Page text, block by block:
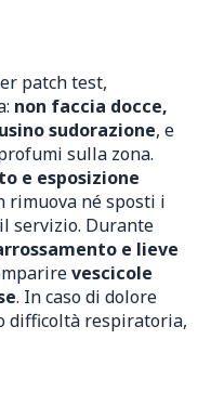
patch test,
non faccia docce,
sudorazione, e
sulla zona.
e esposizione
rimuova né sposti i
servizio. Durante
e lieve
vescicole
. In caso di dolore
difficoltà respiratoria,